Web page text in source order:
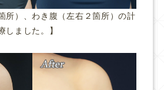
所）、わき腹（左右２箇所）の計
しました。】